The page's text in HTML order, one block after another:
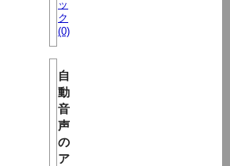
ッ
ク
(0)
自
動
音
声
の
ア